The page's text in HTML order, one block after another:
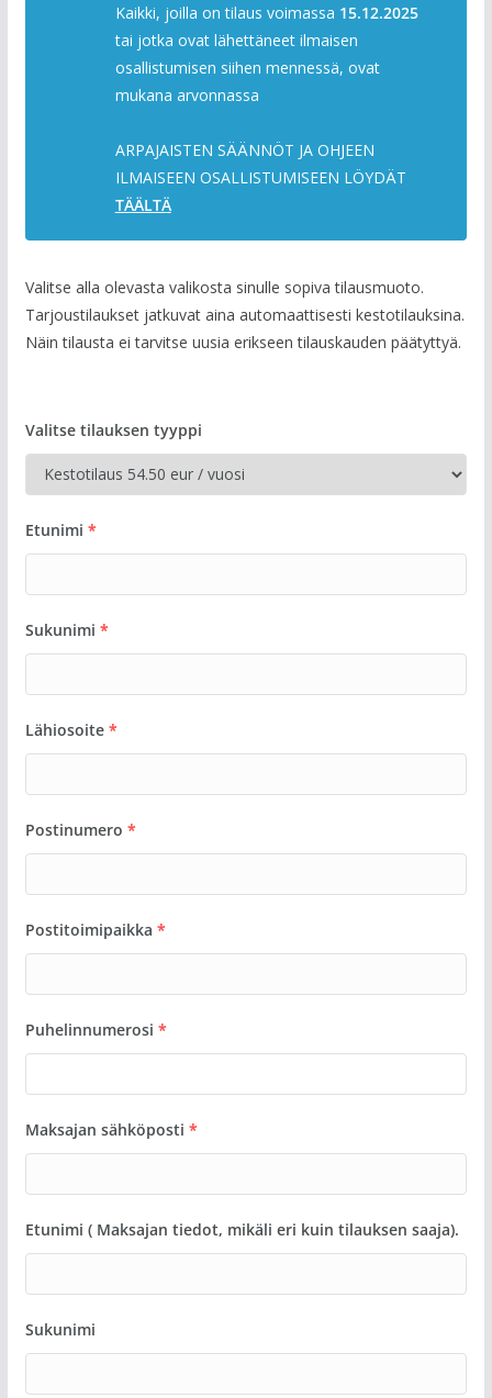
Kaikki, joilla on tilaus voimassa 15.12.2025
tai jotka ovat lähettäneet ilmaisen
osallistumisen siihen mennessä, ovat
mukana arvonnassa
ARPAJAISTEN SÄÄNNÖT JA OHJEEN
ILMAISEEN OSALLISTUMISEEN LÖYDÄT
TÄÄLTÄ
Valitse alla olevasta valikosta sinulle sopiva tilausmuoto.
Tarjoustilaukset jatkuvat aina automaattisesti kestotilauksina.
Näin tilausta ei tarvitse uusia erikseen tilauskauden päätyttyä.
Valitse tilauksen tyyppi
Etunimi *
Sukunimi *
Lähiosoite *
Postinumero *
Postitoimipaikka *
Puhelinnumerosi *
Maksajan sähköposti *
Etunimi ( Maksajan tiedot, mikäli eri kuin tilauksen saaja).
Sukunimi